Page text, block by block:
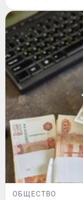
ОБЩЕСТВО